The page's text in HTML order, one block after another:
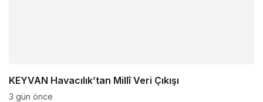
KEYVAN Havacılık’tan Millî Veri Çıkışı
3 gün önce